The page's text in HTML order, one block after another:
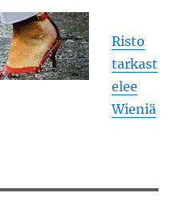
Risto
tarkast
elee
Wieniä